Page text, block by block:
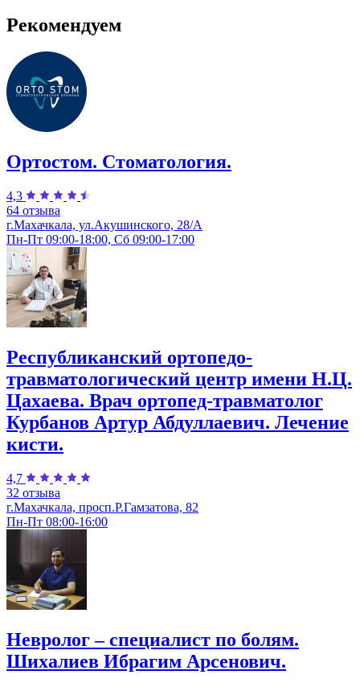
Рекомендуем
Ортостом. Стоматология.
4,3
64 отзыва
г.Махачкала, ул.Акушинского, 28/А
Пн-Пт 09:00-18:00, Сб 09:00-17:00
Республиканский ортопедо-
травматологический центр имени Н.Ц.
Цахаева. Врач ортопед-травматолог
Курбанов Артур Абдуллаевич. Лечение
кисти.
4,7
32 отзыва
г.Махачкала, просп.Р.Гамзатова, 82
Пн-Пт 08:00-16:00
Невролог – специалист по болям.
Шихалиев Ибрагим Арсенович.